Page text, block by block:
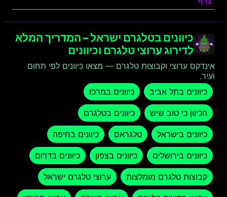
כיוונים בטלגרם ישראל – המדריך המלא
לדירוג ערוצי טלגרם וכיוונים
אינדקס ערוצי וקבוצות טלגרם — מצאו כיוונים לפי תחום
ועיר.
כיוונים בתל אביב
כיוונים במרכז
הכיוון כי טוב שיש כיוונים בטלגרם
כיוונים בישראל טלגראס כיוונים בחיפה
כיוונים בירושלים כיוונים בצפון כיוונים בדרום
קבוצות טלגרם מומלצות ערוצי טלגרם ישראל